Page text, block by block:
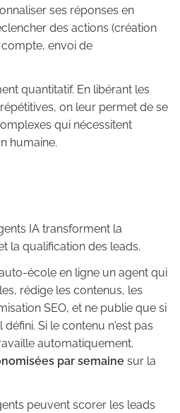
ses réponses en
des actions (création
envoi de
quantitatif. En libérant les
on leur permet de se
qui nécessitent
humaine.
IA transforment la
la qualification des leads.
école en ligne un agent qui
rédige les contenus, les
SEO, et ne publie que si
Si le contenu n'est pas
automatiquement.
par semaine sur la
peuvent scorer les leads